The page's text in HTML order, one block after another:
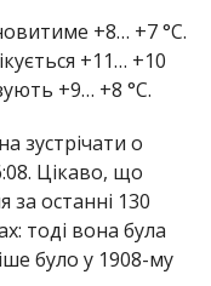
туман –
листопада
ґрунту.